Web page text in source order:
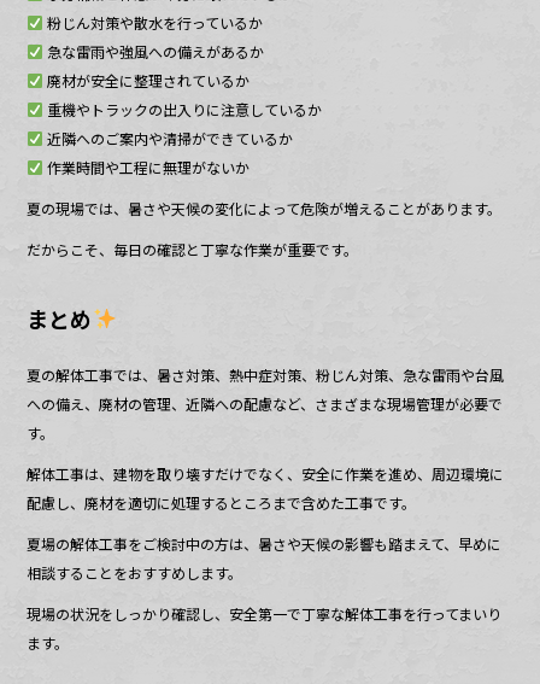
粉じん対策や散水を行っているか
急な雷雨や強風への備えがあるか
廃材が安全に整理されているか
重機やトラックの出入りに注意しているか
近隣へのご案内や清掃ができているか
作業時間や工程に無理がないか
夏の現場では、暑さや天候の変化によって危険が増えることがあります。
だからこそ、毎日の確認と丁寧な作業が重要です。
まとめ
夏の解体工事では、暑さ対策、熱中症対策、粉じん対策、急な雷雨や台風
への備え、廃材の管理、近隣への配慮など、さまざまな現場管理が必要で
す。
解体工事は、建物を取り壊すだけでなく、安全に作業を進め、周辺環境に
配慮し、廃材を適切に処理するところまで含めた工事です。
夏場の解体工事をご検討中の方は、暑さや天候の影響も踏まえて、早めに
相談することをおすすめします。
現場の状況をしっかり確認し、安全第一で丁寧な解体工事を行ってまいり
ます。